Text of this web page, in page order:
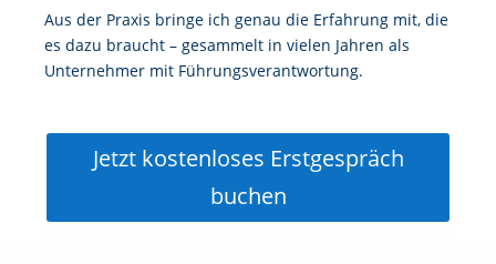
Aus der Praxis bringe ich genau die Erfahrung mit, die
es dazu braucht – gesammelt in vielen Jahren als
Unternehmer mit Führungsverantwortung.
Jetzt kostenloses Erstgespräch
buchen